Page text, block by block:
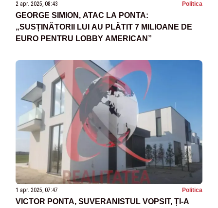
2 apr. 2025, 08:43 Politica
GEORGE SIMION, ATAC LA PONTA:
„SUSȚINĂTORII LUI AU PLĂTIT 7 MILIOANE DE
EURO PENTRU LOBBY AMERICAN”
1 apr. 2025, 07:47 Politica
VICTOR PONTA, SUVERANISTUL VOPSIT, ȚI-A